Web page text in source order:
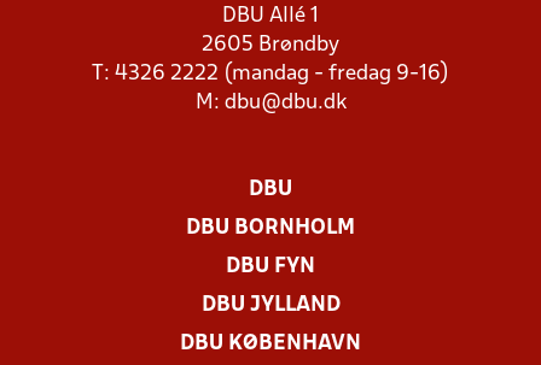
DBU Allé 1
2605 Brøndby
T: 4326 2222 (mandag - fredag 9-16)
M: dbu@dbu.dk
DBU
DBU BORNHOLM
DBU FYN
DBU JYLLAND
DBU KØBENHAVN